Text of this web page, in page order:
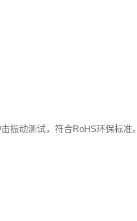
振动测试，符合RoHS环保标准。